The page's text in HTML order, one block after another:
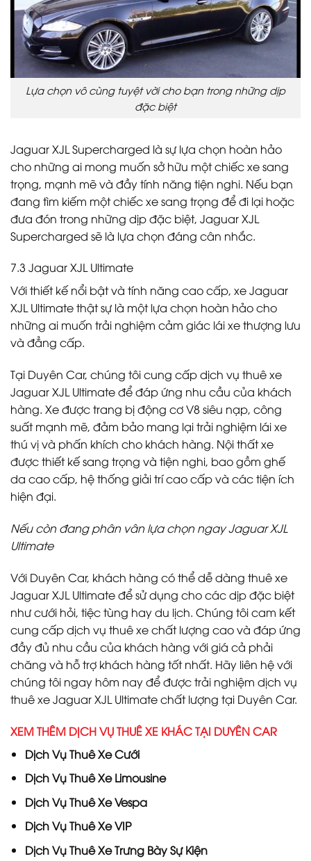
Lựa chọn vô cùng tuyệt vời cho bạn trong những dịp
đặc biệt
Jaguar XJL Supercharged là sự lựa chọn hoàn hảo
cho những ai mong muốn sở hữu một chiếc xe sang
trọng, mạnh mẽ và đầy tính năng tiện nghi. Nếu bạn
đang tìm kiếm một chiếc xe sang trọng để đi lại hoặc
đưa đón trong những dịp đặc biệt, Jaguar XJL
Supercharged sẽ là lựa chọn đáng cân nhắc.
7.3 Jaguar XJL Ultimate
Với thiết kế nổi bật và tính năng cao cấp, xe Jaguar
XJL Ultimate thật sự là một lựa chọn hoàn hảo cho
những ai muốn trải nghiệm cảm giác lái xe thượng lưu
và đẳng cấp.
Tại Duyên Car, chúng tôi cung cấp dịch vụ thuê xe
Jaguar XJL Ultimate để đáp ứng nhu cầu của khách
hàng. Xe được trang bị động cơ V8 siêu nạp, công
suất mạnh mẽ, đảm bảo mang lại trải nghiệm lái xe
thú vị và phấn khích cho khách hàng. Nội thất xe
được thiết kế sang trọng và tiện nghi, bao gồm ghế
da cao cấp, hệ thống giải trí cao cấp và các tiện ích
hiện đại.
Nếu còn đang phân vân lựa chọn ngay Jaguar XJL
Ultimate
Với Duyên Car, khách hàng có thể dễ dàng thuê xe
Jaguar XJL Ultimate để sử dụng cho các dịp đặc biệt
như cưới hỏi, tiệc tùng hay du lịch. Chúng tôi cam kết
cung cấp dịch vụ thuê xe chất lượng cao và đáp ứng
đầy đủ nhu cầu của khách hàng với giá cả phải
chăng và hỗ trợ khách hàng tốt nhất. Hãy liên hệ với
chúng tôi ngay hôm nay để được trải nghiệm dịch vụ
thuê xe Jaguar XJL Ultimate chất lượng tại Duyên Car.
XEM THÊM DỊCH VỤ THUÊ XE KHÁC TẠI DUYÊN CAR
Dịch VụThuê Xe Cưới
Dịch VụThuê Xe Limousine
Dịch VụThuê Xe Vespa
Dịch VụThuê Xe VIP
Dịch VụThuê Xe Trưng Bày Sự Kiện